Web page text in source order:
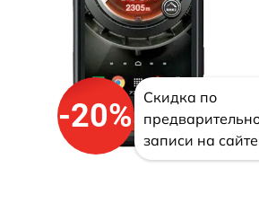
-20%
Скидка по
записи на сайте